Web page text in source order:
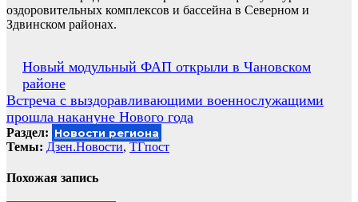
оздоровительных комплексов и бассейна в Северном и
Здвинском районах.
Навигация
по
записям
Новый модульный ФАП открыли в Чановском
районе
Встреча с выздоравливающими военнослужащими
прошла накануне Нового года
Раздел: Новости региона
Темы: Дзен.Новости, ТГпост
Похожая запись